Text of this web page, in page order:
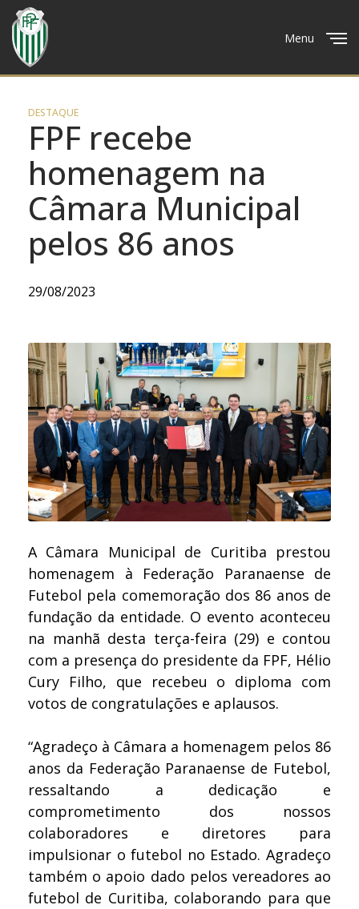
Menu
DESTAQUE
FPF recebe
homenagem na
Câmara Municipal
pelos 86 anos
29/08/2023
A Câmara Municipal de Curitiba prestou
homenagem à Federação Paranaense de
Futebol pela comemoração dos 86 anos de
fundação da entidade. O evento aconteceu
na manhã desta terça-feira (29) e contou
com a presença do presidente da FPF, Hélio
Cury Filho, que recebeu o diploma com
votos de congratulações e aplausos.
“Agradeço à Câmara a homenagem pelos 86
anos da Federação Paranaense de Futebol,
ressaltando a dedicação e
comprometimento dos nossos
colaboradores e diretores para
impulsionar o futebol no Estado. Agradeço
também o apoio dado pelos vereadores ao
futebol de Curitiba, colaborando para que